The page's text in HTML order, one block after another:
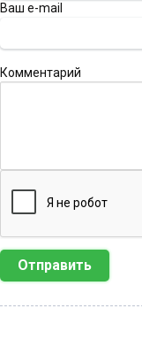
Ваш e-mail
Комментарий
Отправить